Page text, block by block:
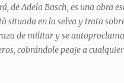
de Adela Basch, es una obra
situada en la selva y trata
de militar y se
cobrándole peaje a